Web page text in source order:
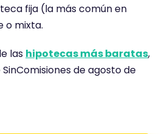
fija (la más común en
o mixta.
las hipotecas más baratas,
de agosto de